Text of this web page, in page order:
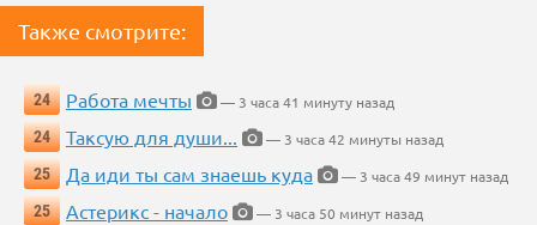
Также смотрите:
24 Работа мечты
— 3 часа 41 минуту назад
24
Таксую для души...
— 3 часа 42 минуты назад
25
Да иди ты сам знаешь куда
— 3 часа 49 минут назад
25
Астерикс - начало
— 3 часа 50 минут назад